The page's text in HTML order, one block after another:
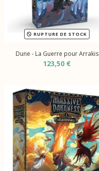
RUPTURE DE STOCK
Dune - La Guerre pour Arrakis
123,50 €